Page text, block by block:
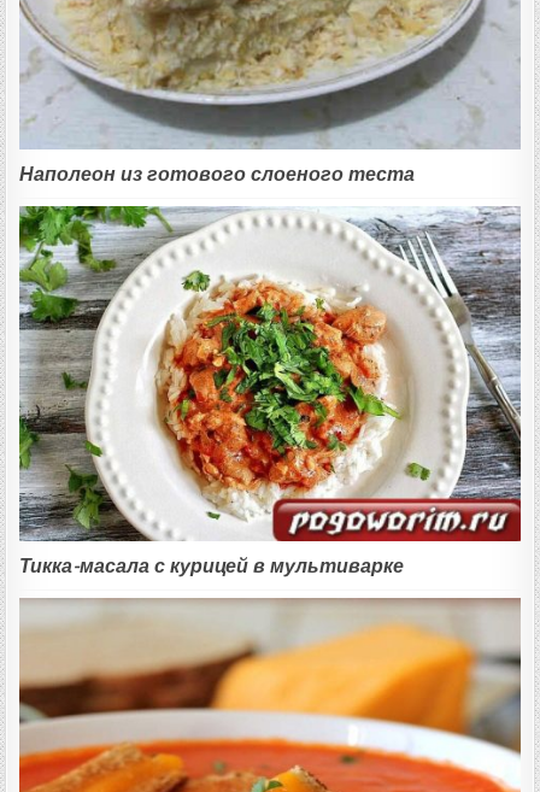
Наполеон из готового слоеного теста
Тикка-масала с курицей в мультиварке